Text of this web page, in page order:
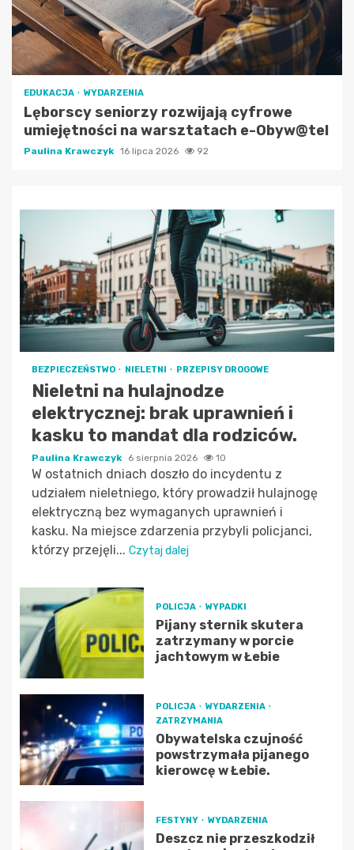
EDUKACJA WYDARZENIA
Lęborscy seniorzy rozwijają cyfrowe
umiejętności na warsztatach e-Obyw@tel
Paulina Krawczyk 16 lipca 2026 92
BEZPIECZEŃSTWO NIELETNI PRZEPISY DROGOWE
Nieletni na hulajnodze
elektrycznej: brak uprawnień i
kasku to mandat dla rodziców.
Paulina Krawczyk 6 sierpnia 2026 10
W ostatnich dniach doszło do incydentu z
udziałem nieletniego, który prowadził hulajnogę
elektryczną bez wymaganych uprawnień i
kasku. Na miejsce zdarzenia przybyli policjanci,
którzy przejęli... Czytaj dalej
POLICJA WYPADKI
Pijany sternik skutera
zatrzymany w porcie
jachtowym w Łebie
POLICJA
WYDARZENIA
ZATRZYMANIA
Obywatelska czujność
powstrzymała pijanego
kierowcę w Łebie.
FESTYNY WYDARZENIA
Deszcz nie przeszkodził